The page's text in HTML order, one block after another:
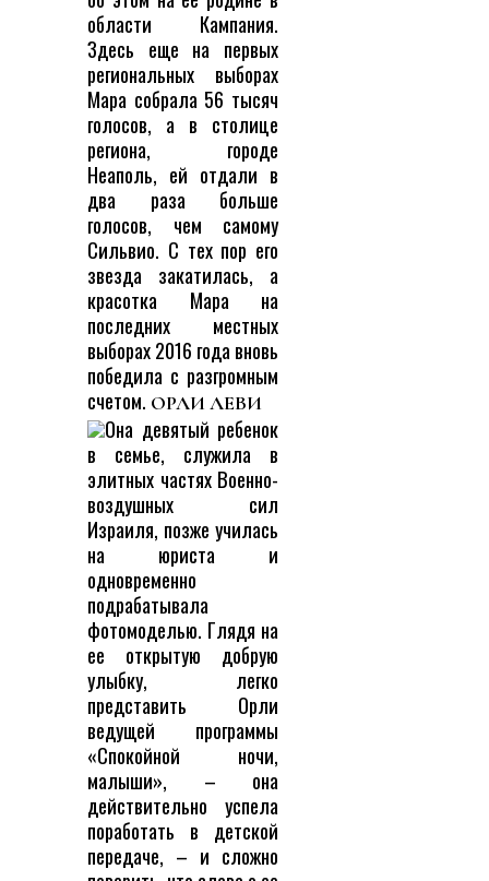
области Кампания.
Здесь еще на первых
региональных выборах
Мара собрала 56 тысяч
голосов, а в столице
региона, городе
Неаполь, ей отдали в
два раза больше
голосов, чем самому
Сильвио. С тех пор его
звезда закатилась, а
красотка Мара на
последних местных
выборах 2016 года вновь
победила с разгромным
счетом. ОРЛИ ЛЕВИ
Она девятый ребенок
в семье, служила в
элитных частях Военно-
воздушных сил
Израиля, позже училась
на юриста и
одновременно
подрабатывала
фотомоделью. Глядя на
ее открытую добрую
улыбку, легко
представить Орли
ведущей программы
«Спокойной ночи,
малыши», – она
действительно успела
поработать в детской
передаче, – и сложно